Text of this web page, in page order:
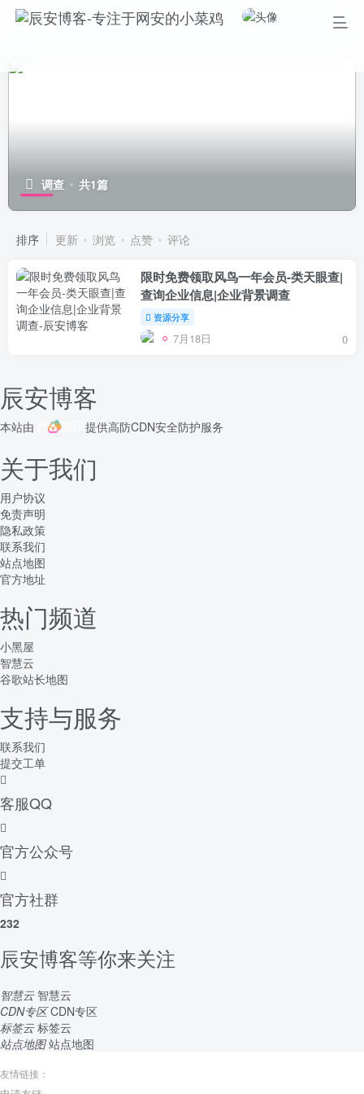
调查 共1篇
排序 更新 浏览 点赞 评论
限时免费领取风鸟一年会员-类天眼查|
查询企业信息|企业背景调查
资源分享
7月18日 0
辰安博客
本站由 提供高防CDN安全防护服务
关于我们
用户协议
免责声明
隐私政策
联系我们
站点地图
官方地址
热门频道
小黑屋
智慧云
谷歌站长地图
支持与服务
联系我们
提交工单
客服QQ
官方公众号
官方社群
232
辰安博客等你来关注
智慧云 智慧云
CDN专区 CDN专区
标签云 标签云
站点地图 站点地图
友情链接：